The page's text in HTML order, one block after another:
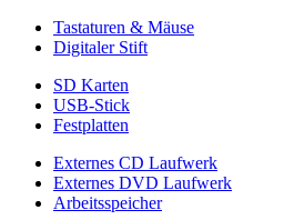
Tastaturen & Mäuse
Digitaler Stift
SD Karten
USB-Stick
Festplatten
Externes CD Laufwerk
Externes DVD Laufwerk
Arbeitsspeicher